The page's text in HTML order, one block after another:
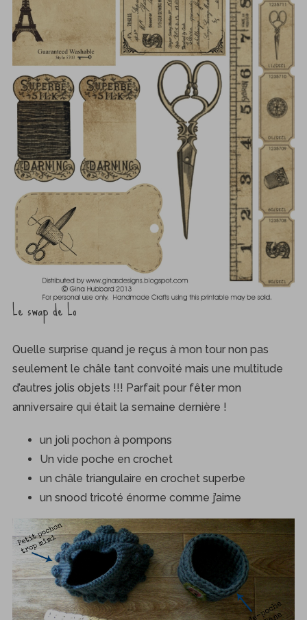
Le swap de Lo
Quelle surprise quand je reçus à mon tour non pas
seulement le châle tant convoité mais une multitude
d’autres jolis objets !!! Parfait pour fêter mon
anniversaire qui était la semaine dernière !
un joli pochon à pompons
Un vide poche en crochet
un châle triangulaire en crochet superbe
un snood tricoté énorme comme j’aime